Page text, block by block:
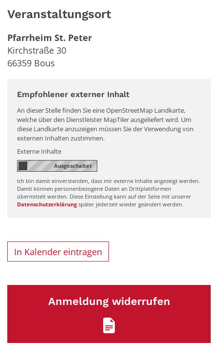
Veranstaltungsort
Pfarrheim St. Peter
Kirchstraße 30
66359 Bous
Empfohlener externer Inhalt
An dieser Stelle finden Sie eine OpenStreetMap Landkarte,
welche über den Dienstleister MapTiler ausgeliefert wird. Um
diese Landkarte anzuzeigen müssen Sie der Verwendung von
externen Inhalten zustimmen.
Externe Inhalte
Ich bin damit einverstanden, dass mir externe Inhalte angezeigt werden.
Damit können personenbezogene Daten an Drittplattformen
übermittelt werden. Diese Einstellung kann auf der Seite mit unserer
Datenschutzerklärung später jederzeit wieder geändert werden.
In Kalender eintragen
Anmeldung widerrufen